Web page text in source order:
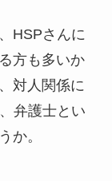
HSPさんに
方も多いか
対人関係に
弁護士とい
か。